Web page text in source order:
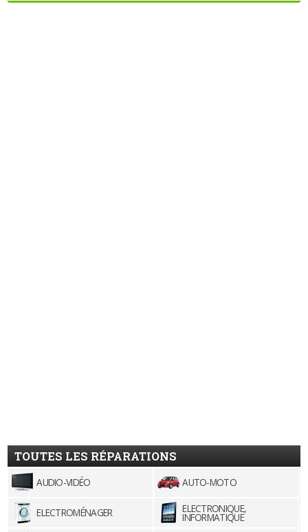
TOUTES LES RÉPARATIONS
AUDIO-VIDÉO AUTO-MOTO
ELECTROMÉNAGER ELECTRONIQUE,
INFORMATIQUE